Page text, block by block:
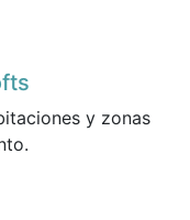
y zonas